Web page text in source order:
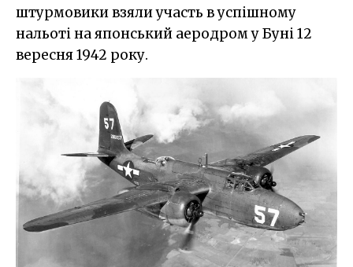
штурмовики взяли участь в успішному
нальоті на японський аеродром у Буні 12
вересня 1942 року.